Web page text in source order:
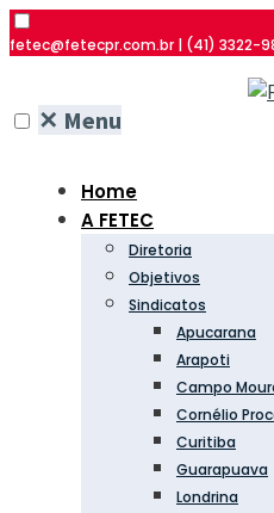
fetec@fetecpr.com.br | (41) 3322-
✕ Menu
Home
A FETEC
Diretoria
Objetivos
Sindicatos
Apucarana
Arapoti
Campo
Cornélio
Curitiba
Guarapuava
Londrina